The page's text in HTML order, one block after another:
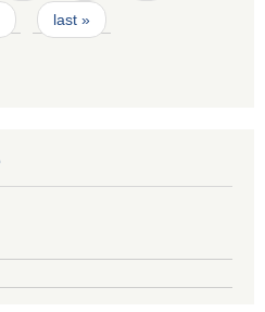
last »